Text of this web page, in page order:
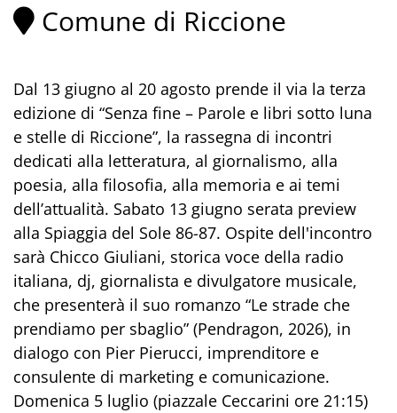
Comune di Riccione
Dal 13 giugno al 20 agosto prende il via la terza
edizione di “Senza fine – Parole e libri sotto luna
e stelle di Riccione”, la rassegna di incontri
dedicati alla letteratura, al giornalismo, alla
poesia, alla filosofia, alla memoria e ai temi
dell’attualità. Sabato 13 giugno serata preview
alla Spiaggia del Sole 86-87. Ospite dell'incontro
sarà Chicco Giuliani, storica voce della radio
italiana, dj, giornalista e divulgatore musicale,
che presenterà il suo romanzo “Le strade che
prendiamo per sbaglio” (Pendragon, 2026), in
dialogo con Pier Pierucci, imprenditore e
consulente di marketing e comunicazione.
Domenica 5 luglio (piazzale Ceccarini ore 21:15)